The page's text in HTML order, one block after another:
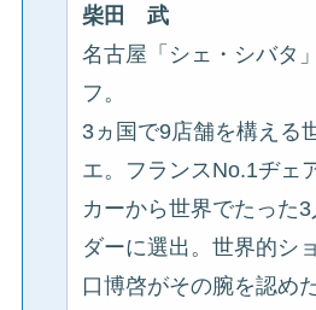
柴田 武
名古屋「シェ・シバタ
フ。
3ヵ国で9店舗を構える
エ。フランスNo.1ヂェ
カーから世界でたった
ダーに選出。世界的シ
口博啓がその腕を認めた